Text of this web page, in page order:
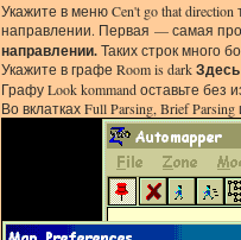
Укажите в меню Cen't go that
направлении. Первая — самая
направлении.Таких строк много
Укажите в графе Room is dark
Графу Look kommand оставьте без
Во вклатках Full Parsing, Brief